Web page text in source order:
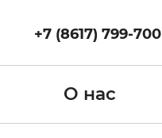
+7 (8617) 799-700
О нас